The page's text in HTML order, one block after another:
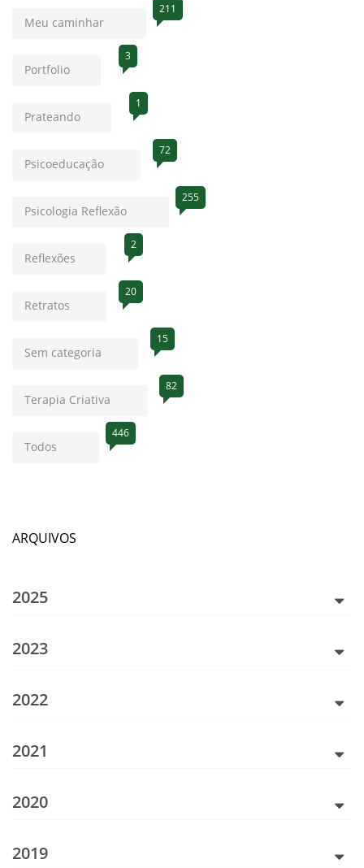
Meu caminhar
211
Portfolio
3
Prateando
1
Psicoeducação
72
Psicologia Reflexão
255
Reflexões
2
Retratos
20
Sem categoria
15
Terapia Criativa
82
Todos
446
ARQUIVOS
2025
2023
2022
2021
2020
2019